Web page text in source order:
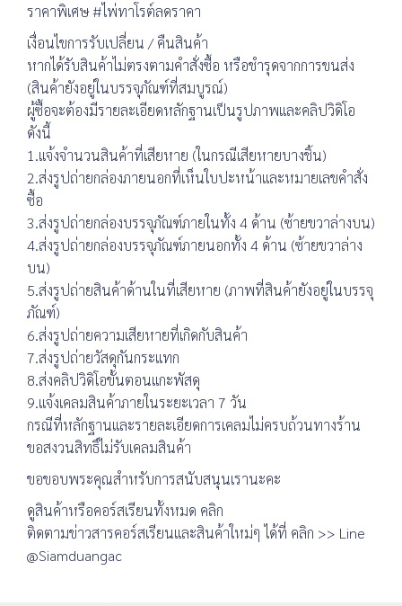
ราคาพิเศษ #ไพ่ทาโรต์ลดราคา
เงื่อนไขการรับเปลี่ยน / คืนสินค้า
หากได้รับสินค้าไม่ตรงตามคำสั่งซื้อ หรือชำรุดจากการขนส่ง
(สินค้ายังอยู่ในบรรจุภัณฑ์ที่สมบูรณ์)
ผู้ซื้อจะต้องมีรายละเอียดหลักฐานเป็นรูปภาพและคลิปวิดิโอ
ดังนี้
1.แจ้งจำนวนสินค้าที่เสียหาย (ในกรณีเสียหายบางชิ้น)
2.ส่งรูปถ่ายกล่องภายนอกที่เห็นใบปะหน้าและหมายเลขคำสั่ง
ซื้อ
3.ส่งรูปถ่ายกล่องบรรจุภัณฑ์ภายในทั้ง 4 ด้าน (ซ้ายขวาล่างบน)
4.ส่งรูปถ่ายกล่องบรรจุภัณฑ์ภายนอกทั้ง 4 ด้าน (ซ้ายขวาล่าง
บน)
5.ส่งรูปถ่ายสินค้าด้านในที่เสียหาย (ภาพที่สินค้ายังอยู่ในบรรจุ
ภัณฑ์)
6.ส่งรูปถ่ายความเสียหายที่เกิดกับสินค้า
7.ส่งรูปถ่ายวัสดุกันกระแทก
8.ส่งคลิปวิดิโอขั้นตอนแกะพัสดุ
9.แจ้งเคลมสินค้าภายในระยะเวลา 7 วัน
กรณีที่หลักฐานและรายละเอียดการเคลมไม่ครบถ้วนทางร้าน
ขอสงวนสิทธิ์ไม่รับเคลมสินค้า
ขอขอบพระคุณสำหรับการสนับสนุนเรานะคะ
ดูสินค้าหรือคอร์สเรียนทั้งหมด คลิก
ติดตามข่าวสารคอร์สเรียนและสินค้าใหม่ๆ ได้ที่ คลิก >> Line
@Siamduangac